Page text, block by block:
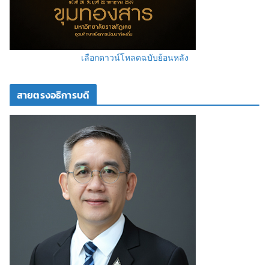
เลือกดาวน์โหลดฉบับย้อนหลัง
สายตรงอธิการบดี